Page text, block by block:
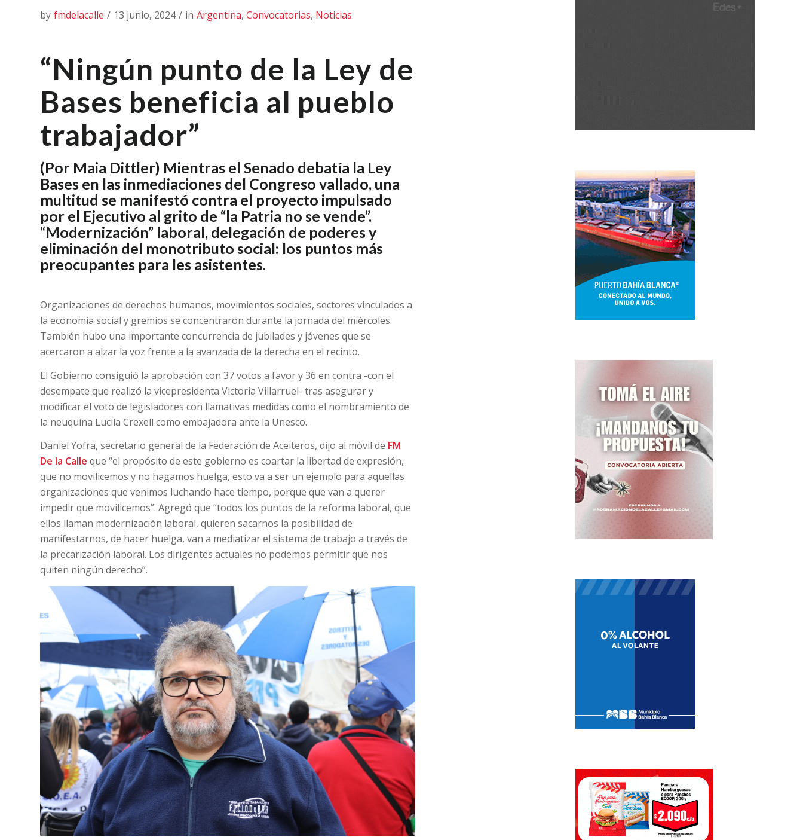
by fmdelacalle / 13 junio, 2024 / in Argentina, Convocatorias, Noticias
“Ningún punto de la Ley de
Bases beneficia al pueblo
trabajador”
(Por Maia Dittler) Mientras el Senado debatía la Ley
Bases en las inmediaciones del Congreso vallado, una
multitud se manifestó contra el proyecto impulsado
por el Ejecutivo al grito de “la Patria no se vende”.
“Modernización” laboral, delegación de poderes y
eliminación del monotributo social: los puntos más
preocupantes para les asistentes.
Organizaciones de derechos humanos, movimientos sociales, sectores vinculados a
la economía social y gremios se concentraron durante la jornada del miércoles.
También hubo una importante concurrencia de jubilades y jóvenes que se
acercaron a alzar la voz frente a la avanzada de la derecha en el recinto.
El Gobierno consiguió la aprobación con 37 votos a favor y 36 en contra -con el
desempate que realizó la vicepresidenta Victoria Villarruel- tras asegurar y
modificar el voto de legisladores con llamativas medidas como el nombramiento de
la neuquina Lucila Crexell como embajadora ante la Unesco.
Daniel Yofra, secretario general de la Federación de Aceiteros, dijo al móvil de FM
De la Calle que “el propósito de este gobierno es coartar la libertad de expresión,
que no movilicemos y no hagamos huelga, esto va a ser un ejemplo para aquellas
organizaciones que venimos luchando hace tiempo, porque que van a querer
impedir que movilicemos”. Agregó que “todos los puntos de la reforma laboral, que
ellos llaman modernización laboral, quieren sacarnos la posibilidad de
manifestarnos, de hacer huelga, van a mediatizar el sistema de trabajo a través de
la precarización laboral. Los dirigentes actuales no podemos permitir que nos
quiten ningún derecho”.